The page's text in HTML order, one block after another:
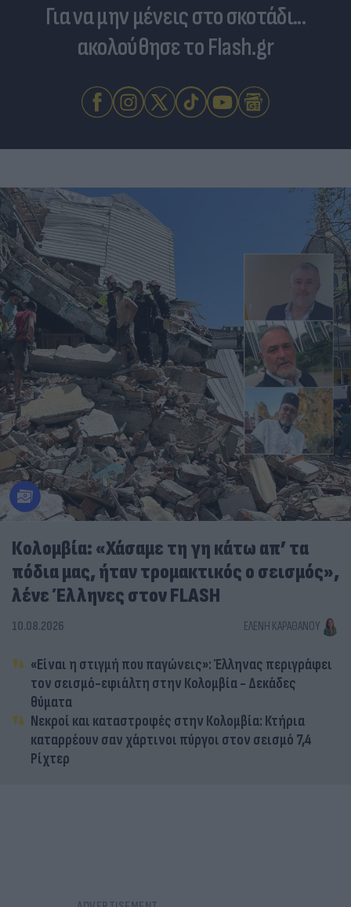
Για να μην μένεις στο σκοτάδι...
ακολούθησε το Flash.gr
Κολομβία: «Χάσαμε τη γη κάτω απ’ τα
πόδια μας, ήταν τρομακτικός ο σεισμός»,
λένε Έλληνες στον FLASH
10.08.2026 ΕΛΈΝΗ ΚΑΡΑΘΆΝΟΥ
«Είναι η στιγμή που παγώνεις»: Έλληνας περιγράφει
τον σεισμό-εφιάλτη στην Κολομβία - Δεκάδες
θύματα
Νεκροί και καταστροφές στην Κολομβία: Κτήρια
καταρρέουν σαν χάρτινοι πύργοι στον σεισμό 7,4
Ρίχτερ